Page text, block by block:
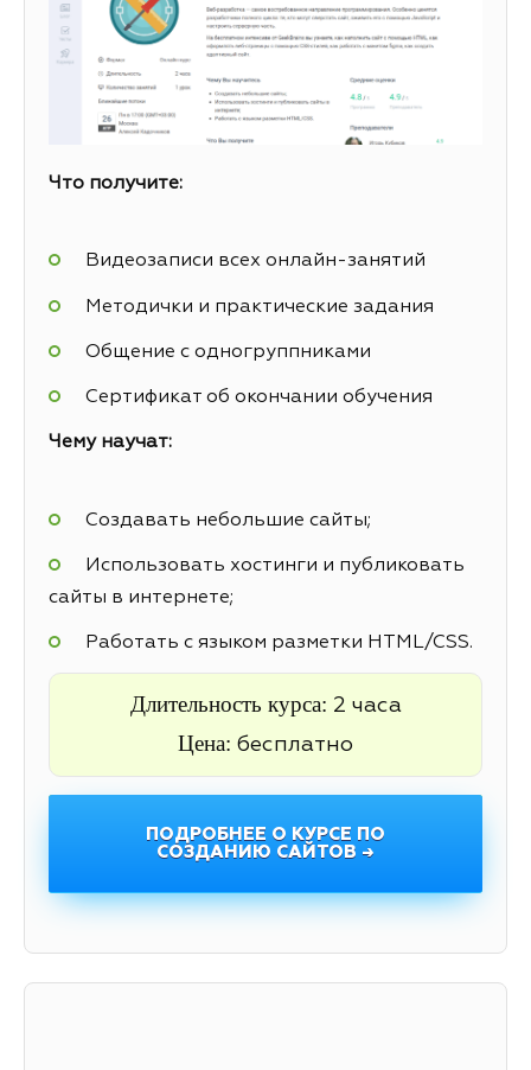
Что получите:
Видеозаписи всех онлайн-занятий
Методички и практические задания
Общение с одногруппниками
Сертификат об окончании обучения
Чему научат:
Создавать небольшие сайты;
Использовать хостинги и публиковать
сайты в интернете;
Работать с языком разметки HTML/CSS.
Длительность курса: 2 часа
Цена: бесплатно
ПОДРОБНЕЕ О КУРСЕ ПО
СОЗДАНИЮ САЙТОВ →